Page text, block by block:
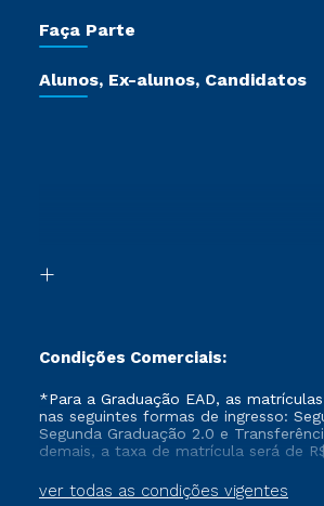
Certificadoras
Jornada do Aluno
Pós-graduação
Cursos Livres
Faça Parte
Vestibular Redação
Formação Pedagógica - R2
Alunos, Ex-alunos, Candidatos
Condições Comerciais:
ver todas as condições vigentes
*Para a Graduação EAD, as
nas seguintes formas de ingresso:
Segunda Graduação 2.0 e
demais, a taxa de matrícula será de